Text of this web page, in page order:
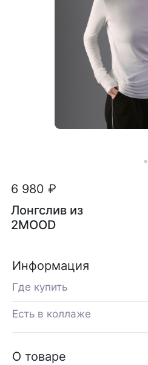
6 980 ₽
Лонгслив из
2MOOD
Информация
Где купить
Есть в коллаже
О товаре